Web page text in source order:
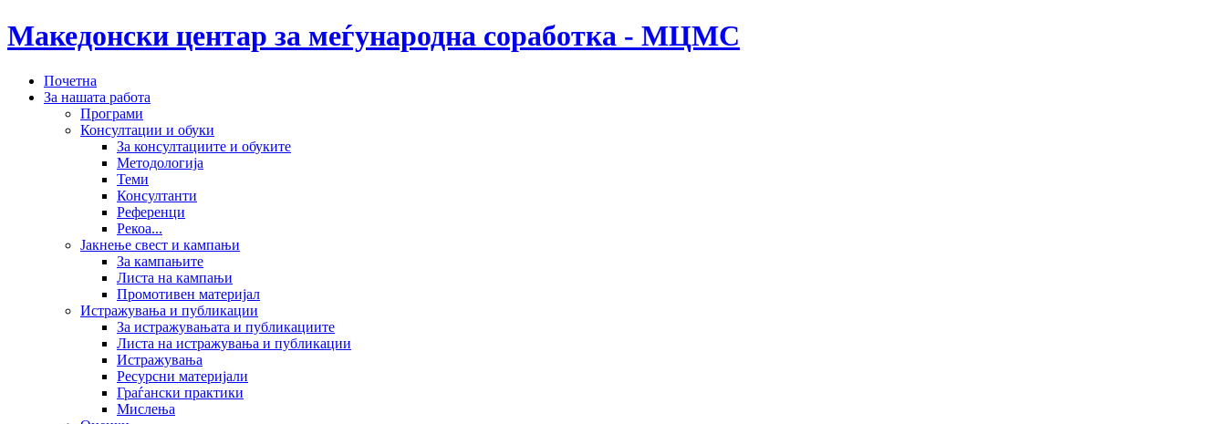
Македонски центар за меѓународна соработка - МЦМС
Почетна
За нашата работа
Програми
Консултации и обуки
За консултациите и обуките
Методологија
Теми
Консултанти
Референци
Рекоа...
Јакнење свест и кампањи
За кампањите
Листа на кампањи
Промотивен материјал
Истражувања и публикации
За истражувањата и публикациите
Листа на истражувања и публикации
Истражувања
Ресурсни материјали
Граѓански практики
Мислења